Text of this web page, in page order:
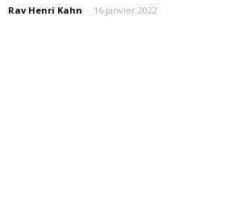
Rav Henri Kahn - 16 janvier 2022